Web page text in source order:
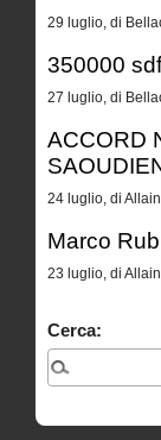
29 luglio, di
350000
27 luglio, di
ACCORD
24 luglio, di
Marco
23 luglio, di
Cerca: